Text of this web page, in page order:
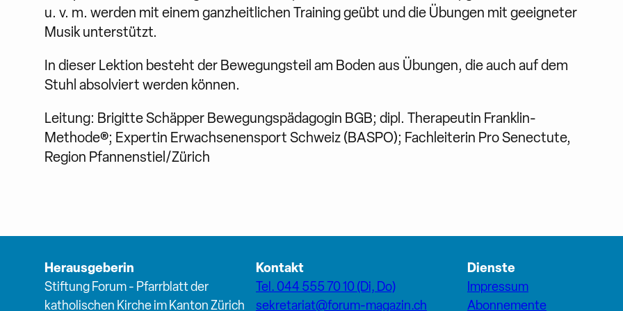
u. v. m. werden mit einem ganzheitlichen Training geübt und die Übungen mit geeigneter
Musik unterstützt.
In dieser Lektion besteht der Bewegungsteil am Boden aus Übungen, die auch auf dem
Stuhl absolviert werden können.
Leitung: Brigitte Schäpper Bewegungspädagogin BGB; dipl. Therapeutin Franklin-
Methode®; Expertin Erwachsenensport Schweiz (BASPO); Fachleiterin Pro Senectute,
Region Pfannenstiel/Zürich
Herausgeberin
Stiftung Forum - Pfarrblatt der
katholischen Kirche im Kanton Zürich
Kontakt
Tel. 044 555 70 10 (Di, Do)
sekretariat@forum-magazin.ch
Dienste
Impressum
Abonnemente